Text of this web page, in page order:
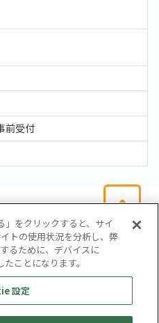
前受付
サイトマップ
個人情報保護方針
テイツー
」をクリックすると、サイ
トの使用状況を分析し、弊
るために、デバイスに
ことになります。
設定